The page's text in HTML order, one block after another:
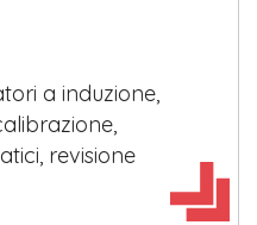
a induzione,
revisione